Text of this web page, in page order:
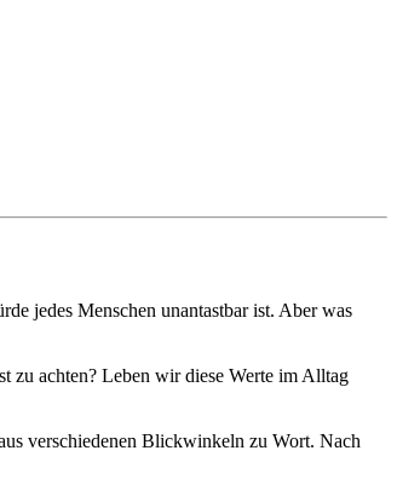
jedes Menschen unantastbar ist. Aber was
zu achten? Leben wir diese Werte im Alltag
verschiedenen Blickwinkeln zu Wort. Nach